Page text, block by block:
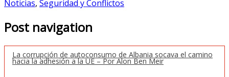
Noticias, Seguridad y Conflictos
Post navigation
La corrupción de autoconsumo de Albania socava el camino
hacia la adhesión a la UE – Por Alon Ben Meir